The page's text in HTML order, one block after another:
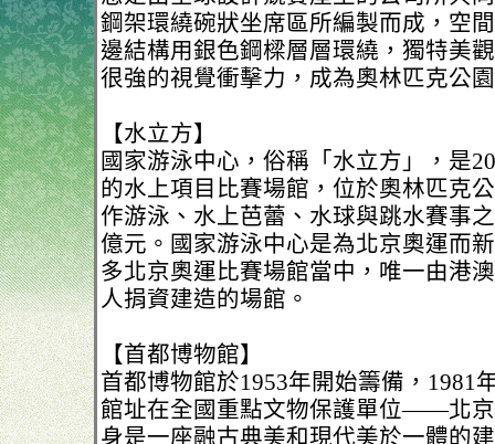
鋼架環繞碗狀坐席區所編製而成，空
邊結構用銀色鋼樑層層環繞，獨特美
很強的視覺衝擊力，成為奧林匹克公
【水立方】
國家游泳中心，俗稱「水立方」，是
的水上項目比賽場館，位於奧林匹克
作游泳、水上芭蕾、水球與跳水賽事
億元。國家游泳中心是為北京奧運而
多北京奧運比賽場館當中，唯一由港
人捐資建造的場館。
【首都博物館】
首都博物館於1953年開始籌備，1981
館址在全國重點文物保護單位——北
身是一座融古典美和現代美於一體的